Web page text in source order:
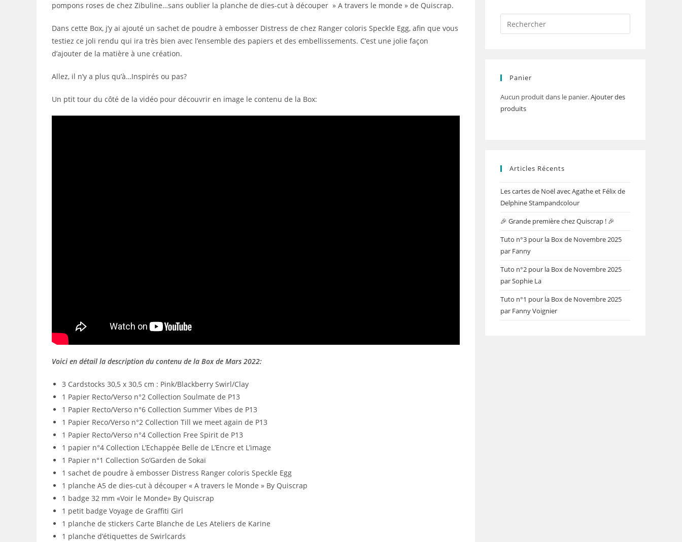
pompons roses de chez Zibuline…sans oublier la planche de dies-cut à découper » A travers le monde » de Quiscrap.
Dans cette Box, j’y ai ajouté un sachet de poudre à embosser Distress de chez Ranger coloris Speckle Egg, afin que vous
testiez ce joli rendu qui ira très bien avec l’ensemble des papiers et des embellissements. C’est une jolie façon
d’ajouter de la matière à une création.
Allez, il n’y a plus qu’à…Inspirés ou pas?
Un ptit tour du côté de la vidéo pour découvrir en image le contenu de la Box:
Voici en détail la description du contenu de la Box de Mars 2022:
3 Cardstocks 30,5 x 30,5 cm : Pink/Blackberry Swirl/Clay
1 Papier Recto/Verso n°2 Collection Soulmate de P13
1 Papier Recto/Verso n°6 Collection Summer Vibes de P13
1 Papier Reco/Verso n°2 Collection Till we meet again de P13
1 Papier Recto/Verso n°4 Collection Free Spirit de P13
1 papier n°4 Collection L’Echappée Belle de L’Encre et L’image
1 Papier n°1 Collection So’Garden de Sokaï
1 sachet de poudre à embosser Distress Ranger coloris Speckle Egg
1 planche A5 de dies-cut à découper « A travers le Monde » By Quiscrap
1 badge 32 mm «Voir le Monde» By Quiscrap
1 petit badge Voyage de Graffiti Girl
1 planche de stickers Carte Blanche de Les Ateliers de Karine
1 planche d’étiquettes de Swirlcards
Panier
Aucun produit dans le panier.Ajouter des
produits
Articles Récents
Les cartes de Noël avec Agathe et Félix de
Delphine Stampandcolour
🎉 Grande première chez Quiscrap ! 🎉
Tuto n°3 pour la Box de Novembre 2025
par Fanny
Tuto n°2 pour la Box de Novembre 2025
par Sophie La
Tuto n°1 pour la Box de Novembre 2025
par Fanny Voignier